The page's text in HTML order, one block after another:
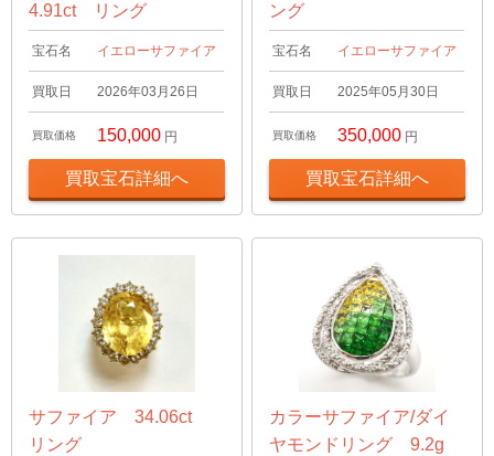
4.91ct リング
宝石名 イエローサファイア
買取日 2026年03月26日
買取価格 150,000 円
買取宝石詳細へ
ング
宝石名 イエローサファイア
買取日 2025年05月30日
買取価格 350,000 円
買取宝石詳細へ
サファイア 34.06ct
リング
カラーサファイア/ダイ
ヤモンドリング 9.2g